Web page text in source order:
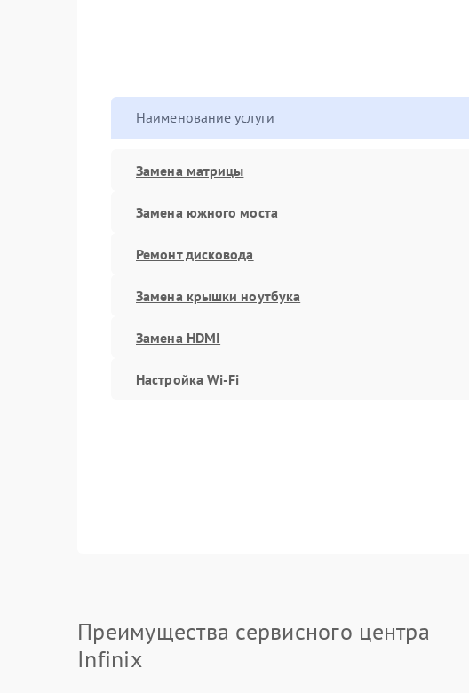
Наименование услуги
Замена матрицы
Замена южного моста
Ремонт дисковода
Замена крышки ноутбука
Замена HDMI
Настройка Wi-Fi
Преимущества сервисного центра
Infinix